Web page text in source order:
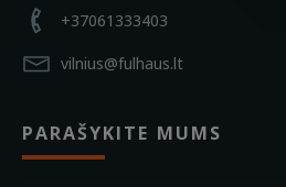
+37061333403
vilnius@fulhaus.lt
PARAŠYKITE MUMS